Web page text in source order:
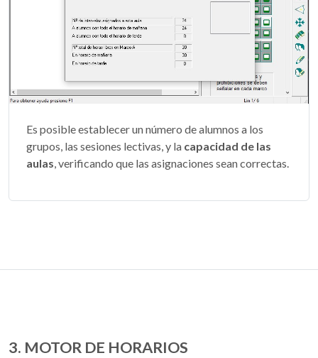
Es posible establecer un número de alumnos a los
grupos, las sesiones lectivas, y la capacidad de las
aulas, verificando que las asignaciones sean correctas.
3. MOTOR DE HORARIOS